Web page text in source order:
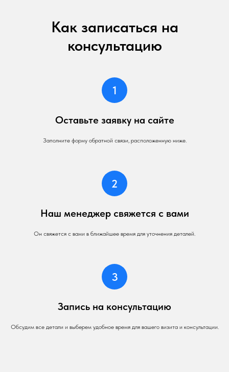
Как записаться на
консультацию
Оставьте заявку на сайте
Заполните форму обратной связи, расположенную ниже.
Наш менеджер свяжется с вами
Он свяжется с вами в ближайшее время для уточнения деталей.
Запись на консультацию
Обсудим все детали и выберем удобное время для вашего визита и консультации.